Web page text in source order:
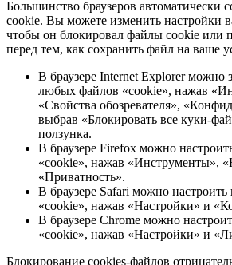
Большинство браузеров автоматически
cookie. Вы можете изменить настройки
чтобы он блокировал файлы cookie или
перед тем, как сохранить файл на ваше
В браузере Internet Explorer можно
любых файлов «cookie», нажав
«Свойства обозревателя»,
выбрав «Блокировать все куки-
ползунка.
В браузере Firefox можно
«cookie», нажав «Инструменты»,
«Приватность».
В браузере Safari можно
«cookie», нажав «Настройки» и
В браузере Chrome можно
«cookie», нажав «Настройки» и
Блокирование cookies-файлов